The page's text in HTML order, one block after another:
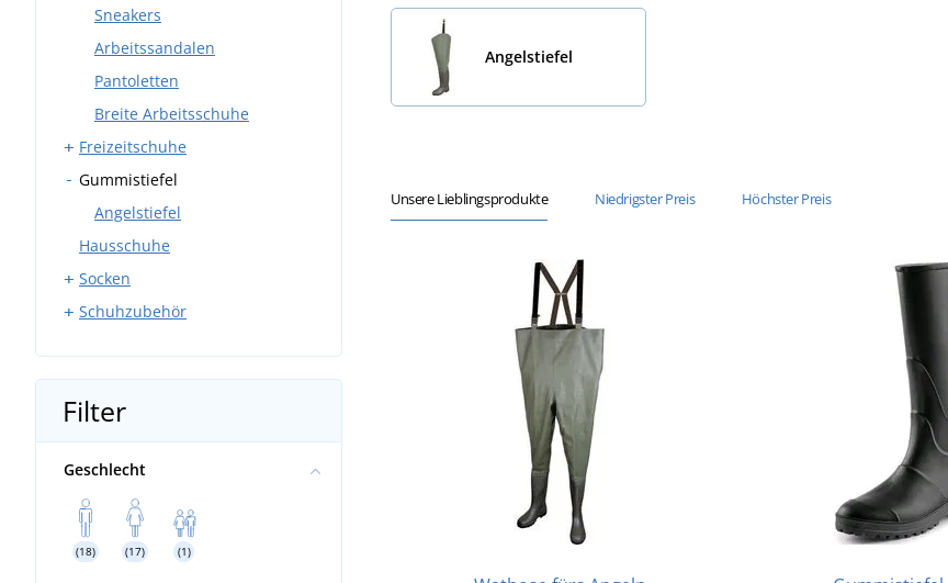
Angelstiefel
Sneakers
Arbeitssandalen
Pantoletten
Breite Arbeitsschuhe
Freizeitschuhe
Trekkingschuhe
Softshell-Schuhe
Freizeitschuhe
Sandalen
Pantoletten
Gummistiefel
Angelstiefel
Hausschuhe
Socken
Alltags-Socken
Schuhzubehör
Einlegesohlen
Schuhpflege
Filter
Geschlecht
(18) (17) (1)
Unsere Lieblingsprodukte Niedrigster Preis Höchster Preis